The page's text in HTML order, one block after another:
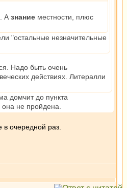
А знание местности, плюс
"остальные незначительные
Надо быть очень
действиях. Литералли
домчит до пункта
не пройдена.
очередной раз.